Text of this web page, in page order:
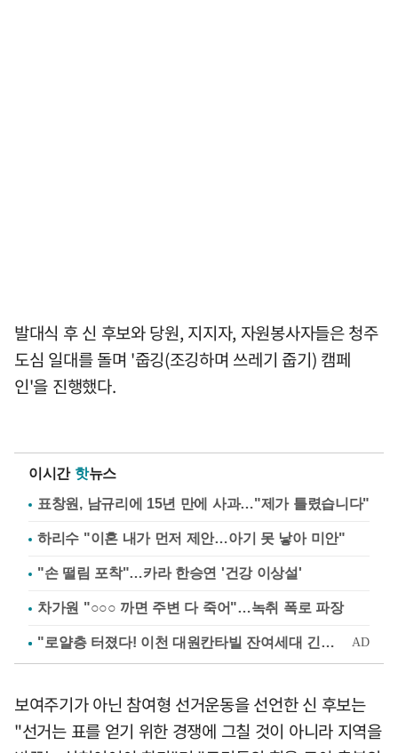
발대식 후 신 후보와 당원, 지지자, 자원봉사자들은 청주
도심 일대를 돌며 '줍깅(조깅하며 쓰레기 줍기) 캠페
인'을 진행했다.
이시간 핫뉴스
표창원, 남규리에 15년 만에 사과…"제가 틀렸습니다"
하리수 "이혼 내가 먼저 제안…아기 못 낳아 미안"
"손 떨림 포착"…카라 한승연 '건강 이상설'
차가원 "○○○ 까면 주변 다 죽어"…녹취 폭로 파장
보여주기가 아닌 참여형 선거운동을 선언한 신 후보는
"선거는 표를 얻기 위한 경쟁에 그칠 것이 아니라 지역을